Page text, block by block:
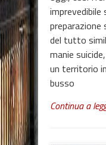
imprevedibile
del tutto
manie
un territorio
busso
Continua a